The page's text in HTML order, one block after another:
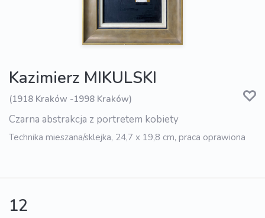
Kazimierz MIKULSKI
(1918 Kraków -1998 Kraków)
Czarna abstrakcja z portretem kobiety
Technika mieszana/sklejka, 24,7 x 19,8 cm, praca oprawiona
12